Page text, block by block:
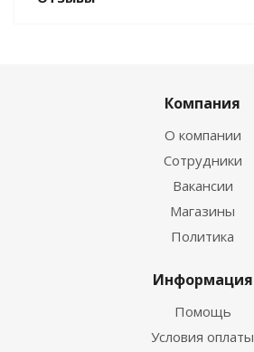
Компания
О компании
Сотрудники
Вакансии
Магазины
Политика
Информация
Помощь
Условия оплаты